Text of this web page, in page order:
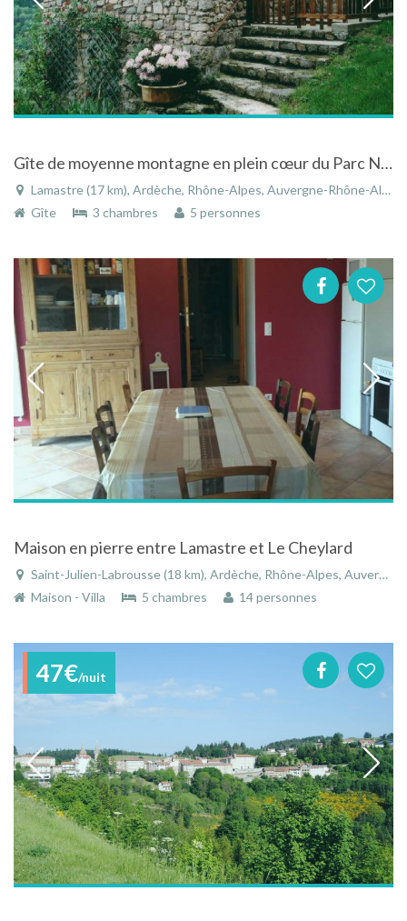
Gîte de moyenne montagne en plein cœur du Parc Naturel des Monts d'Ardèche
Lamastre (17 km), Ardèche, Rhône-Alpes, Auvergne-Rhône-Alpes, France
Gîte
3 chambres 5 personnes
Maison en pierre entre Lamastre et Le Cheylard
Saint-Julien-Labrousse (18 km), Ardèche, Rhône-Alpes, Auvergne-Rhône-Alpes, France
Maison - Villa
5 chambres 14 personnes
47€/nuit